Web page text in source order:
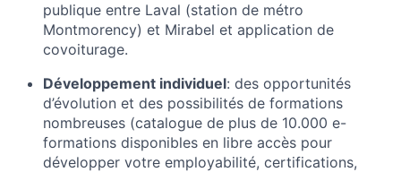
publique entre Laval (station de métro
Montmorency) et Mirabel et application de
covoiturage.
Développement individuel: des opportunités
d’évolution et des possibilités de formations
nombreuses (catalogue de plus de 10.000 e-
formations disponibles en libre accès pour
développer votre employabilité, certifications,